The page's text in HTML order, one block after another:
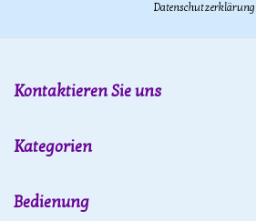
Datenschutzerklärung
Kontaktieren Sie uns
Kategorien
Bedienung